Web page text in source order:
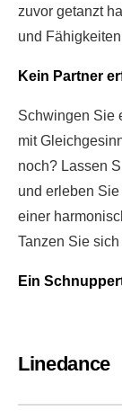
zuvor getanzt
und
Kein Partner
Schwingen Sie
mit
noch? Lassen
und erleben
einer
Tanzen Sie sich
Ein
Linedance